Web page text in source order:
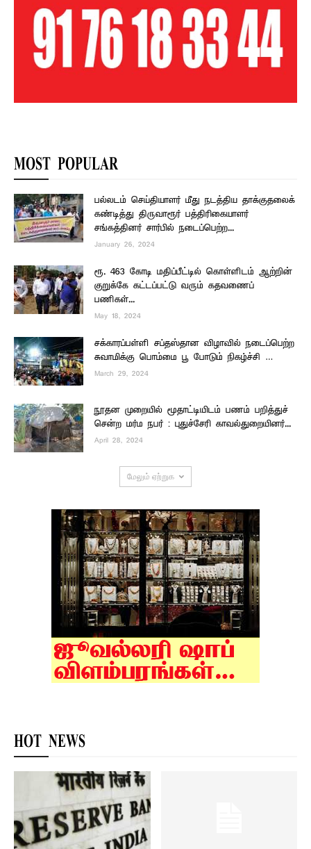
MOST POPULAR
பல்லடம் செய்தியாளர் மீது நடத்திய தாக்குதலைக்
கண்டித்து திருவாரூர் பத்திரிகையாளர்
சங்கத்தினர் சார்பில் நடைப்பெற்ற...
January 26, 2024
ரூ. 463 கோடி மதிப்பீட்டில் கொள்ளிடம் ஆற்றின்
குறுக்கே கட்டப்பட்டு வரும் கதவணைப்
பணிகள்...
May 18, 2024
சக்காரப்பள்ளி சப்தஸ்தான விழாவில் நடைப்பெற்ற
சுவாமிக்கு பொம்மை பூ போடும் நிகழ்ச்சி …
March 29, 2024
நூதன முறையில் மூதாட்டியிடம் பணம் பறித்துச்
சென்ற மர்ம நபர் : புதுச்சேரி காவல்துறையினர்...
April 28, 2024
மேலும் ஏற்றுக
HOT NEWS